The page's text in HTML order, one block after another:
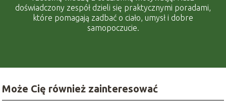
doświadczony zespół dzieli się praktycznymi poradami,
które pomagają zadbać o ciało, umysł i dobre
samopoczucie.
Może Cię również zainteresować